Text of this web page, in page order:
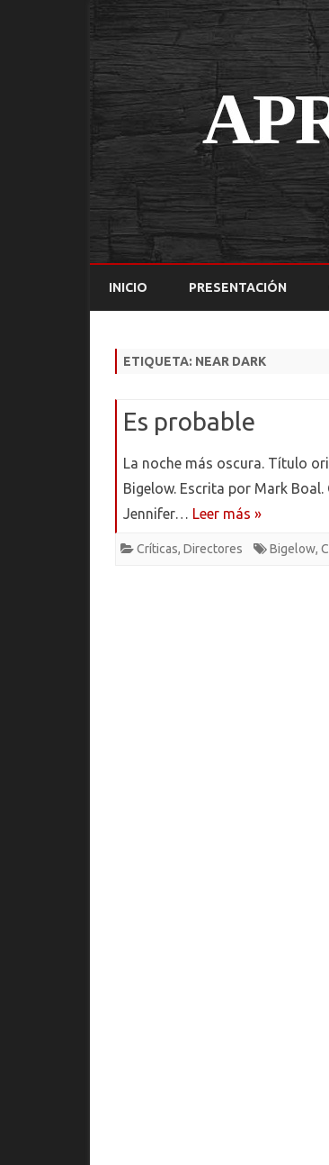
INICIO PRESENTACIÓN
ETIQUETA: NEAR DARK
Es probable
La noche más oscura. Título
Bigelow. Escrita por Mark Boal.
Jennifer… Leer más »
Críticas, Directores Bigelow,